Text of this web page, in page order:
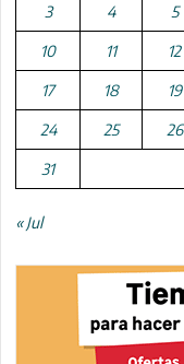
3 4 5
10 11 12
17 18 19
24 25 26
31
« Jul